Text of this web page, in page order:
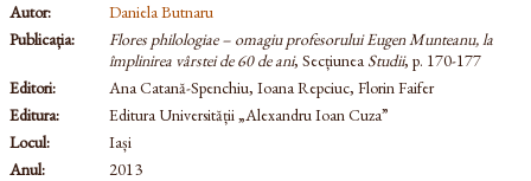
Autor:
Daniela Butnaru
Publicația:
Flores philologiae – omagiu profesorului Eugen Munteanu, la
împlinirea vârstei de 60 de ani, SecțiuneaStudii, p. 170-177
Editori:
Ana Catană-Spenchiu, Ioana Repciuc, Florin Faifer
Editura:
Editura Universității „Alexandru Ioan Cuza”
Locul:
Iași
Anul:
2013